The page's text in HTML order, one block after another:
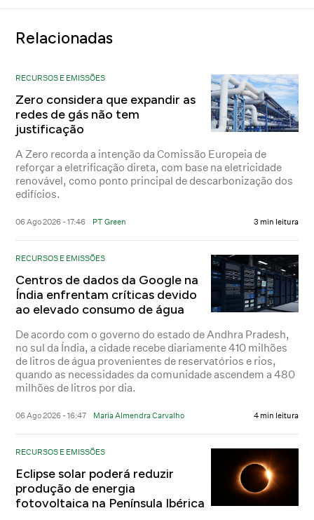
Relacionadas
RECURSOS E EMISSÕES
Zero considera que expandir as
redes de gás não tem
justificação
A Zero recorda a intenção da Comissão Europeia de
reforçar a eletrificação direta, com base na eletricidade
renovável, como ponto principal de descarbonização dos
edifícios.
06 Ago 2026 - 17:46 PT Green 3 min leitura
RECURSOS E EMISSÕES
Centros de dados da Google na
Índia enfrentam críticas devido
ao elevado consumo de água
De acordo com o governo do estado de Andhra Pradesh,
no sul da Índia, a cidade recebe diariamente 410 milhões
de litros de água provenientes de reservatórios e rios,
quando as necessidades da comunidade ascendem a 480
milhões de litros por dia.
06 Ago 2026 - 16:47 Maria Almendra Carvalho 4 min leitura
RECURSOS E EMISSÕES
Eclipse solar poderá reduzir
produção de energia
fotovoltaica na Península Ibérica